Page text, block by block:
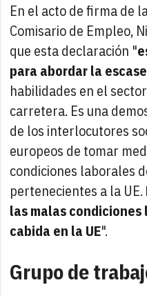
En el acto de firma de
Comisario de Empleo,
que esta declaración "
para abordar la
habilidades en el
carretera. Es una
de los interlocutores
europeos de tomar
condiciones laborales
pertenecientes a la UE.
las malas
cabida en la UE".
Grupo de